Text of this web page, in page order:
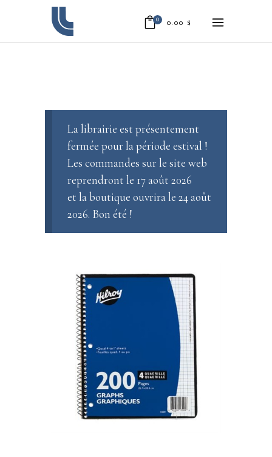
0 0.00 $
La librairie est présentement
fermée pour la période estival !
Les commandes sur le site web
reprendront le 17 août 2026
et la boutique ouvrira le 24 août
2026. Bon été !